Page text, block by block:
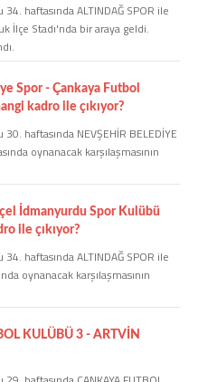
haftasında ALTINDAĞ SPOR ile
İlçe Stadı'nda bir araya geldi.
Spor - Çankaya Futbol
kadro ile çıkıyor?
haftasında NEVŞEHİR BELEDİYE
oynanacak karşılaşmasının
İdmanyurdu Spor Kulübü
ile çıkıyor?
haftasında ALTINDAĞ SPOR ile
oynanacak karşılaşmasının
KULÜBÜ 3 - ARTVİN